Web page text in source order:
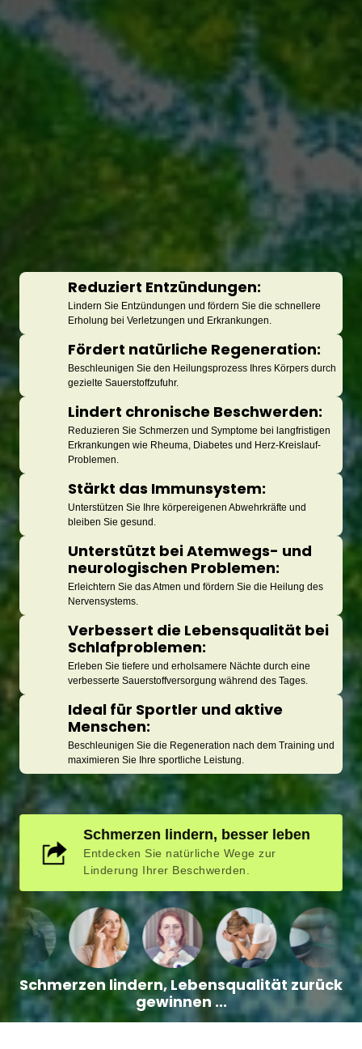
Reduziert Entzündungen:
Lindern Sie Entzündungen und fördern Sie die schnellere
Erholung bei Verletzungen und Erkrankungen.
Fördert natürliche Regeneration:
Beschleunigen Sie den Heilungsprozess Ihres Körpers durch
gezielte Sauerstoffzufuhr.
Lindert chronische Beschwerden:
Reduzieren Sie Schmerzen und Symptome bei langfristigen
Erkrankungen wie Rheuma, Diabetes und Herz-Kreislauf-
Problemen.
Stärkt das Immunsystem:
Unterstützen Sie Ihre körpereigenen Abwehrkräfte und
bleiben Sie gesund.
Unterstützt bei Atemwegs- und
neurologischen Problemen:
Erleichtern Sie das Atmen und fördern Sie die Heilung des
Nervensystems.
Verbessert die Lebensqualität bei
Schlafproblemen:
Erleben Sie tiefere und erholsamere Nächte durch eine
verbesserte Sauerstoffversorgung während des Tages.
Ideal für Sportler und aktive
Menschen:
Beschleunigen Sie die Regeneration nach dem Training und
maximieren Sie Ihre sportliche Leistung.
Schmerzen lindern, besser leben
Entdecken Sie natürliche Wege zur
Linderung Ihrer Beschwerden.
Schmerzen lindern, Lebensqualität zurück
gewinnen ...